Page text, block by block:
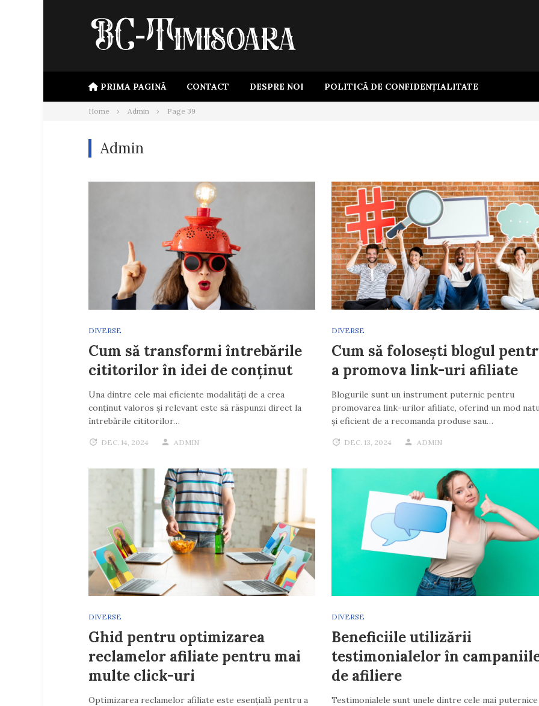
PRIMA PAGINĂ CONTACT DESPRE NOI POLITICĂ DE CONFIDENȚIALITATE
Home Admin Page 39
Admin
DIVERSE
Cum să transformi întrebările
cititorilor în idei de conținut
Una dintre cele mai eficiente modalități de a crea
conținut valoros și relevant este să răspunzi direct la
întrebările cititorilor…
DEC. 14, 2024 ADMIN
DIVERSE
Cum să folosești blogul
a promova link-uri afiliate
Blogurile sunt un instrument puternic pentru
promovarea link-urilor afiliate, oferind un mod
și eficient de a recomanda produse sau…
DEC. 13, 2024 ADMIN
DIVERSE
Ghid pentru optimizarea
reclamelor afiliate pentru mai
multe click-uri
Optimizarea reclamelor afiliate este esențială pentru a
DIVERSE
Beneficiile utilizării
testimonialelor în
de afiliere
Testimonialele sunt unele dintre cele mai puternice